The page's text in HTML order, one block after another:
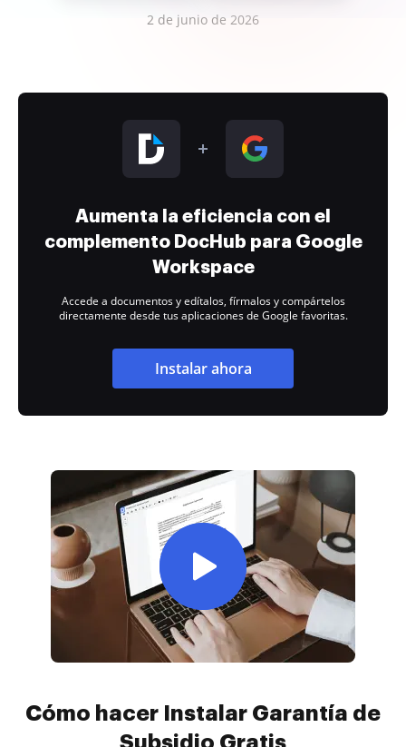
2 de junio de 2026
Aumenta la eficiencia con el
complemento DocHub para Google
Workspace
Accede a documentos y edítalos, fírmalos y compártelos
directamente desde tus aplicaciones de Google favoritas.
Instalar ahora
Cómo hacer Instalar Garantía de
Subsidio Gratis